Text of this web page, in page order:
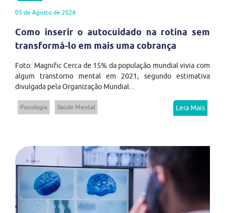
05 de Agosto de 2026
Como inserir o autocuidado na rotina sem
transformá-lo em mais uma cobrança
Foto: Magnific Cerca de 15% da população mundial vivia com
algum transtorno mental em 2021, segundo estimativa
divulgada pela Organização Mundial...
Psicologia Saúde Mental Leia Mais